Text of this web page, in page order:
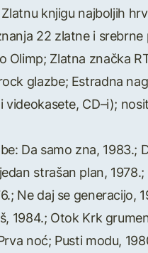
Zlatnu knjigu najboljih
22 zlatne i
Olimp; Zlatna značka
glazbe; Estradna
videokasete, CD–i);
Da samo zna, 1983.;
strašan plan,
Ne daj se generacijo,
1984.; Otok Krk
noć; Pusti modu,